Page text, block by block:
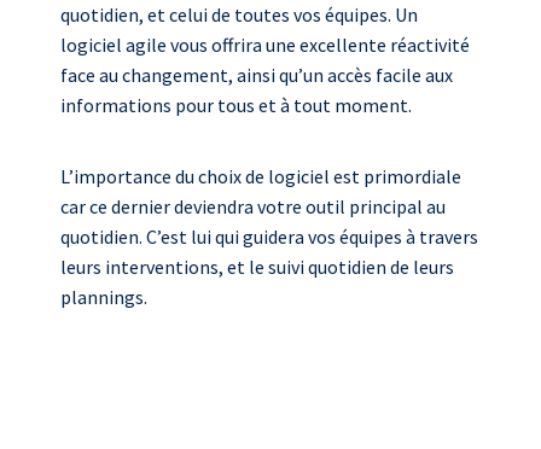
quotidien, et celui de toutes vos équipes. Un
logiciel agile vous offrira une excellente réactivité
face au changement, ainsi qu’un accès facile aux
informations pour tous et à tout moment.
L’importance du choix de logiciel est primordiale
car ce dernier deviendra votre outil principal au
quotidien. C’est lui qui guidera vos équipes à travers
leurs interventions, et le suivi quotidien de leurs
plannings.